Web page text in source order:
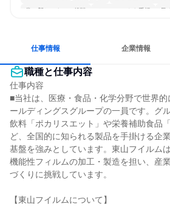
常に新しいものに挑戦 チームワークを重視 長
仕事情報 企業情報
職種と仕事内容
仕事内容
■当社は、医療・食品・化学分野で世界
ールディングスグループの一員です。グ
飲料「ポカリスエット」や栄養補助食品
ど、全国的に知られる製品を手掛ける企
基盤を強みとしています。東山フイルム
機能性フィルムの加工・製造を担い、産
づくりに挑戦しています。
【東山フイルムについて】